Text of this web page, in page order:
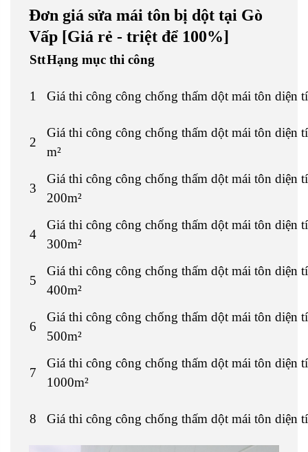
Đơn giá sửa mái tôn bị dột tại Gò
Vấp [Giá rẻ - triệt để 100%]
SttHạng mục thi công
1 Giá thi công công chống thấm dột mái tôn diện
2
Giá thi công công chống thấm dột mái tôn diện
m²
3
Giá thi công công chống thấm dột mái tôn diện
200m²
4
Giá thi công công chống thấm dột mái tôn diện
300m²
5
Giá thi công công chống thấm dột mái tôn diện
400m²
6
Giá thi công công chống thấm dột mái tôn diện
500m²
7
Giá thi công công chống thấm dột mái tôn diện
1000m²
8 Giá thi công công chống thấm dột mái tôn diện